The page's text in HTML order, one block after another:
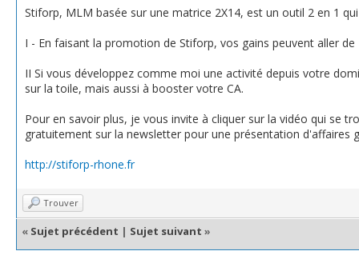
Stiforp, MLM basée sur une matrice 2X14, est un outil 2 en 1
I - En faisant la promotion de Stiforp, vos gains peuvent aller
II Si vous développez comme moi une activité depuis votre
sur la toile, mais aussi à booster votre CA.
Pour en savoir plus, je vous invite à cliquer sur la vidéo qui se
gratuitement sur la newsletter pour une présentation d'affaires
http://stiforp-rhone.fr
Trouver
« Sujet précédent | Sujet suivant »